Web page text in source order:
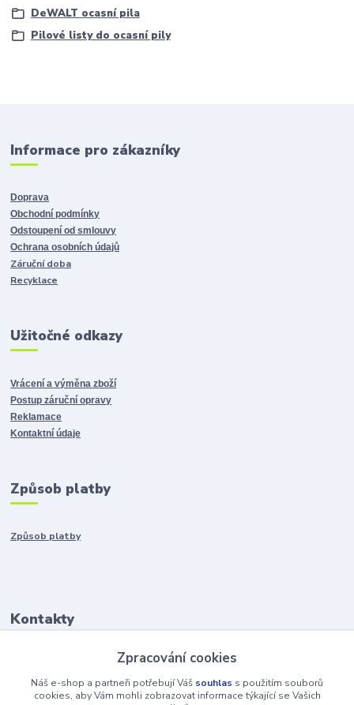
DeWALT ocasní pila
Pilové listy do ocasní pily
Informace pro zákazníky
Doprava
Obchodní podmínky
Odstoupení od smlouvy
Ochrana osobních údajů
Záruční doba
Recyklace
Užitočné odkazy
Vrácení a výměna zboží
Postup záruční opravy
Reklamace
Kontaktní údaje
Způsob platby
Způsob platby
Kontakty
Po-Pia 8:00-15:00
Zpracování cookies
Náš e-shop a partneři potřebují Váš souhlas s použitím souborů
cookies, aby Vám mohli zobrazovat informace týkající se Vašich